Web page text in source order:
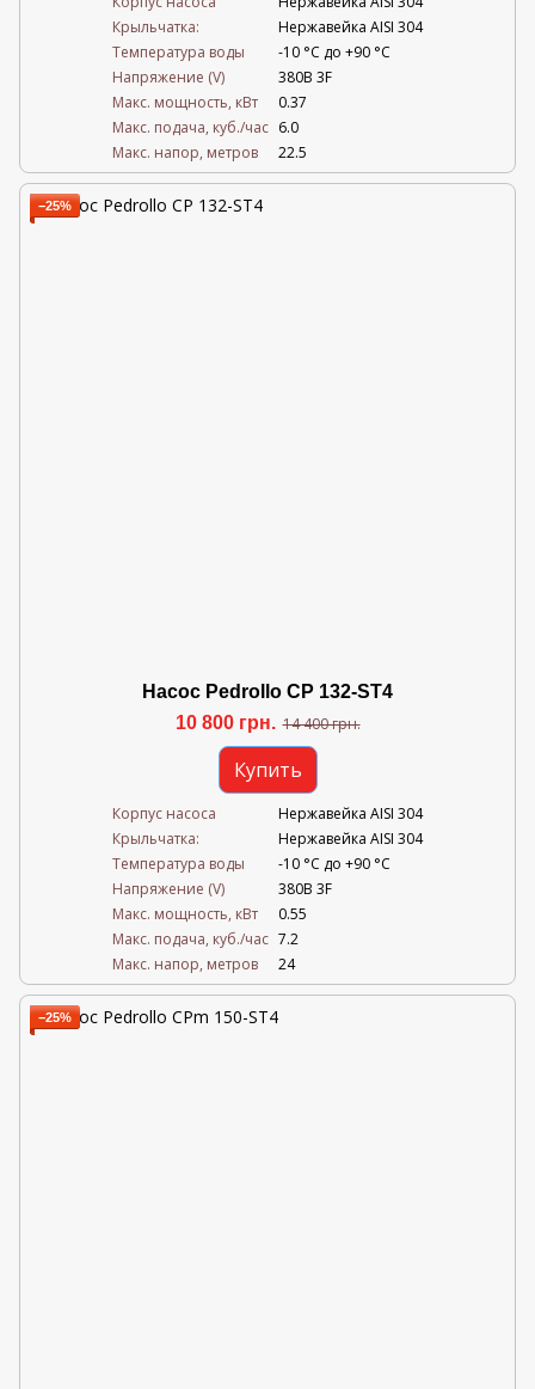
Крыльчатка:
Нержавейка AISI 304
Температура воды
-10 °C до +90 °C
Напряжение (V)
380В 3F
Mакс. мощность, кВт
0.37
Mакс. подача, куб./час 6.0
Maкс. напор, метров
22.5
−25%
Насос Pedrollo CP 132-ST4
10 800 грн. 14 400 грн.
Купить
Корпус насоса
Нержавейка AISI 304
Крыльчатка:
Нержавейка AISI 304
Температура воды
-10 °C до +90 °C
Напряжение (V)
380В 3F
Mакс. мощность, кВт
0.55
Mакс. подача, куб./час 7.2
Maкс. напор, метров
24
−25%